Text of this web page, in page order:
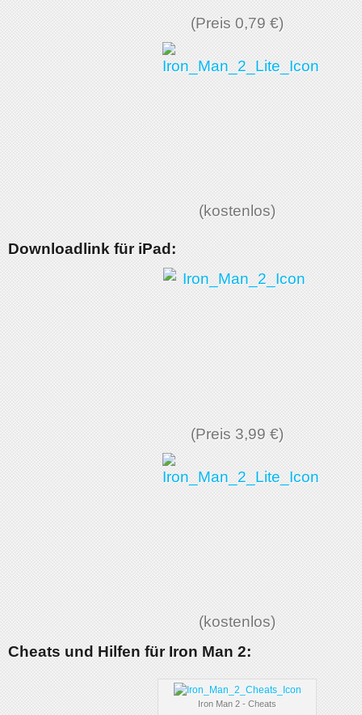
(Preis 0,79 €)
(kostenlos)
Downloadlink für iPad:
(Preis 3,99 €)
(kostenlos)
Cheats und Hilfen für Iron Man 2:
Iron Man 2 - Cheats